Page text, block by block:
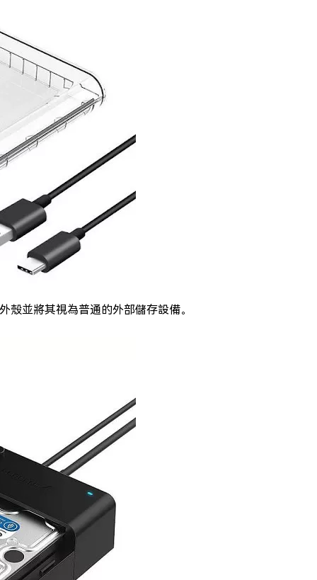
殼並將其視為普通的外部儲存設備。